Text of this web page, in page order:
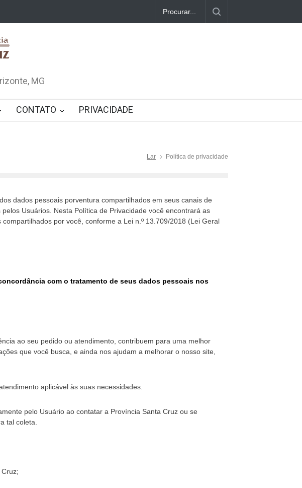
MG
CONTATO PRIVACIDADE
Lar Política de privacidade
dados pessoais porventura compartilhados em seus canais de
Usuários. Nesta Política de Privacidade você encontrará as
por você, conforme a Lei n.º 13.709/2018 (Lei Geral
com o tratamento de seus dados pessoais nos
ao seu pedido ou atendimento, contribuem para uma melhor
que você busca, e ainda nos ajudam a melhorar o nosso site,
aplicável às suas necessidades.
pelo Usuário ao contatar a Província Santa Cruz ou se
tal coleta.